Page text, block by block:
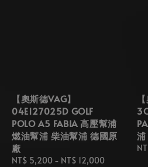
【奧斯德VAG】
04E127025D GOLF
POLO A5 FABIA 高壓幫浦
燃油幫浦 柴油幫浦 德國原
廠
Regular
NT$ 5,200 - NT$ 12,000